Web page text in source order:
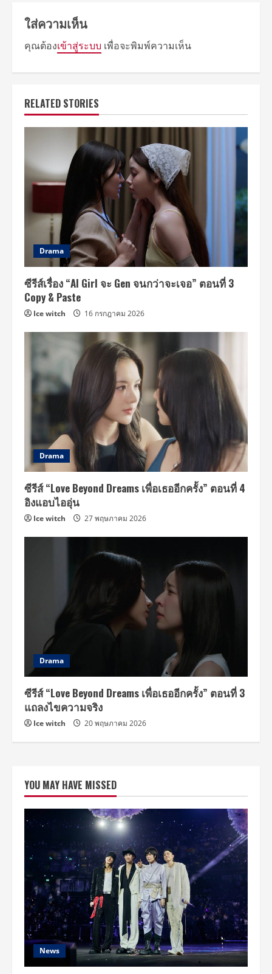
ใส่ความเห็น
คุณต้องเข้าสู่ระบบ เพื่อจะพิมพ์ความเห็น
RELATED STORIES
Drama
ซีรีส์เรื่อง “AI Girl จะ Gen จนกว่าจะเจอ” ตอนที่ 3
Copy & Paste
Ice witch 16 กรกฎาคม 2026
Drama
ซีรีส์ “Love Beyond Dreams เพื่อเธออีกครั้ง” ตอนที่ 4
อิงแอบไออุ่น
Ice witch 27 พฤษภาคม 2026
Drama
ซีรีส์ “Love Beyond Dreams เพื่อเธออีกครั้ง” ตอนที่ 3
แถลงไขความจริง
Ice witch 20 พฤษภาคม 2026
YOU MAY HAVE MISSED
News